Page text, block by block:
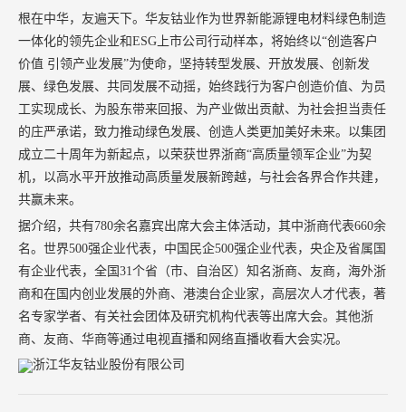
根在中华，友遍天下。华友钴业作为世界新能源锂电材料绿色制造
一体化的领先企业和ESG上市公司行动样本，将始终以“创造客户
价值 引领产业发展”为使命，坚持转型发展、开放发展、创新发
展、绿色发展、共同发展不动摇，始终践行为客户创造价值、为员
工实现成长、为股东带来回报、为产业做出贡献、为社会担当责任
的庄严承诺，致力推动绿色发展、创造人类更加美好未来。以集团
成立二十周年为新起点，以荣获世界浙商“高质量领军企业”为契
机，以高水平开放推动高质量发展新跨越，与社会各界合作共建，
共赢未来。
据介绍，共有780余名嘉宾出席大会主体活动，其中浙商代表660余
名。世界500强企业代表，中国民企500强企业代表，央企及省属国
有企业代表，全国31个省（市、自治区）知名浙商、友商，海外浙
商和在国内创业发展的外商、港澳台企业家，高层次人才代表，著
名专家学者、有关社会团体及研究机构代表等出席大会。其他浙
商、友商、华商等通过电视直播和网络直播收看大会实况。